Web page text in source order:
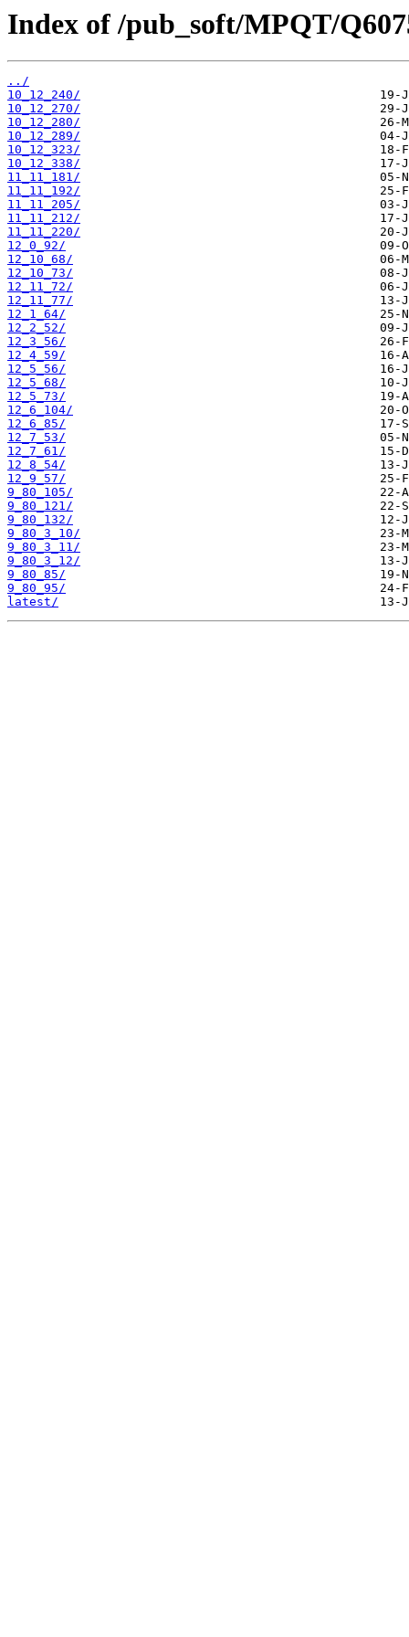
Index of /pub_soft/MPQT/
../
10_12_240/
10_12_270/
10_12_280/
10_12_289/
10_12_323/
10_12_338/
11_11_181/
11_11_192/
11_11_205/
11_11_212/
11_11_220/
12_0_92/
12_10_68/
12_10_73/
12_11_72/
12_11_77/
12_1_64/
12_2_52/
12_3_56/
12_4_59/
12_5_56/
12_5_68/
12_5_73/
12_6_104/
12_6_85/
12_7_53/
12_7_61/
12_8_54/
12_9_57/
9_80_105/
9_80_121/
9_80_132/
9_80_3_10/
9_80_3_11/
9_80_3_12/
9_80_85/
9_80_95/
latest/